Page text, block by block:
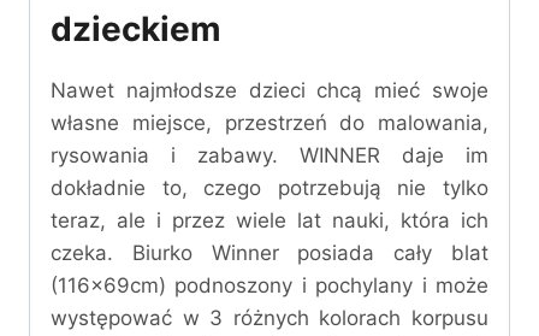
dzieckiem
Nawet najmłodsze dzieci chcą mieć swoje
własne miejsce, przestrzeń do malowania,
rysowania i zabawy. WINNER daje im
dokładnie to, czego potrzebują nie tylko
teraz, ale i przez wiele lat nauki, która ich
czeka. Biurko Winner posiada cały blat
(116x69cm) podnoszony i pochylany i może
występować w 3 różnych kolorach korpusu